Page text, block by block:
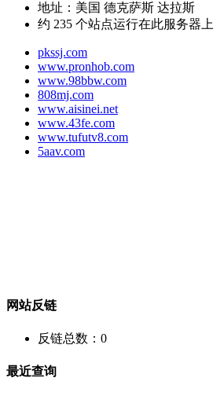
地址： 美国 德克萨斯 达拉斯
约 235 个站点运行在此服务器上
pkssj.com
www.pronhob.com
www.98bbw.com
808mj.com
www.aisinei.net
www.43fe.com
www.tufutv8.com
5aav.com
网站反链
反链总数： 0
最近查询